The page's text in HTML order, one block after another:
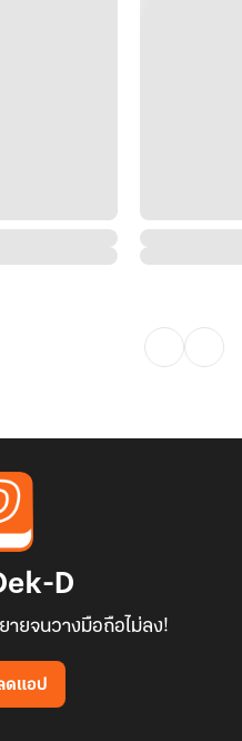
วนนางเอกของเรื่องเป็นหญิงสาว
เข้มแข็งแล้ว น้องมีเหตุผลของ
D
ยจนวางมือถือไม่ลง!
ดแอป